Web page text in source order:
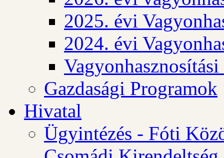
2025. évi
2024. évi
Gazdasági Programok
Hivatal
Ügyintézés - Fóti